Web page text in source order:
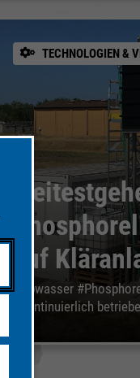
TECHNOLOGIEN &
auf
#Abwasser
#kontinuierlich